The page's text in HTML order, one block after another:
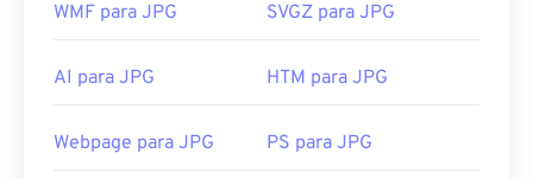
WMF para JPG SVGZ para JPG
AI para JPG HTM para JPG
Webpage para JPG PS para JPG